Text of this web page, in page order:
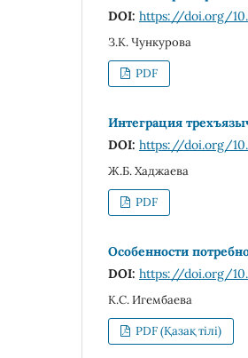
DOI: https://doi.org/
З.К. Чункурова
PDF
Интеграция
DOI: https://doi.org/
Ж.Б. Хаджаева
PDF
Особенности
DOI: https://doi.org/
К.С. Игембаева
PDF (Қазақ тілі)